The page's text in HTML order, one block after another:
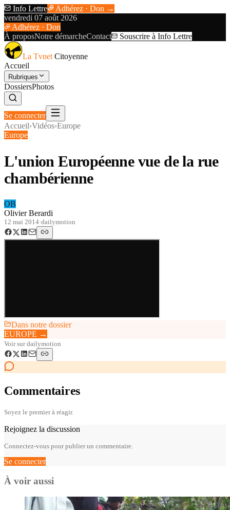
Info Lettre
Adhérez · Don →
vendredi 07 août 2026
Adhérez · Don
À proposNotre démarcheContact Souscrire à Info Lettre
La Tvnet Citoyenne
Accueil
Rubriques
DossiersPhotos
Se connecter
Accueil›Vidéos›Europe
Europe
L'union Européenne vue de la rue
chambérienne
OB
Olivier Berardi
12 mai 2014·dailymotion
Dans notre dossier
EUROPE →
Voir surdailymotion
Commentaires
Soyez le premier à réagir.
Rejoignez la discussion
Connectez-vous pour publier un commentaire.
Se connecter
À voir aussi